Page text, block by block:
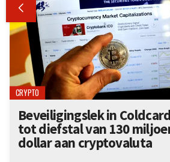

CRYPTO
Beveiligingslek in
tot diefstal van 130
dollar aan cryptovaluta